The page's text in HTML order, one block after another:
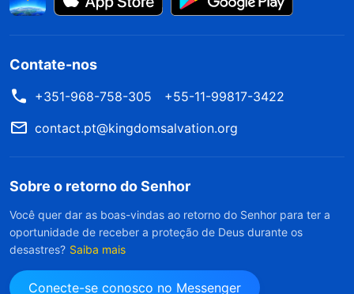
Contate-nos
+351-968-758-305
+55-11-99817-3422
contact.pt@kingdomsalvation.org
Sobre o retorno do Senhor
Você quer dar as boas-vindas ao retorno do Senhor para ter a
oportunidade de receber a proteção de Deus durante os
desastres? Saiba mais
Conecte-se conosco no Messenger